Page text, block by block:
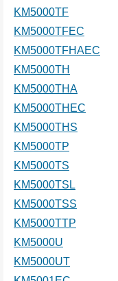
KM5000TF
KM5000TFEC
KM5000TFHAEC
KM5000TH
KM5000THA
KM5000THEC
KM5000THS
KM5000TP
KM5000TS
KM5000TSL
KM5000TSS
KM5000TTP
KM5000U
KM5000UT